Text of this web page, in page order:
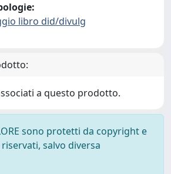
libro did/divulg
a questo prodotto.
sono protetti da copyright e
salvo diversa